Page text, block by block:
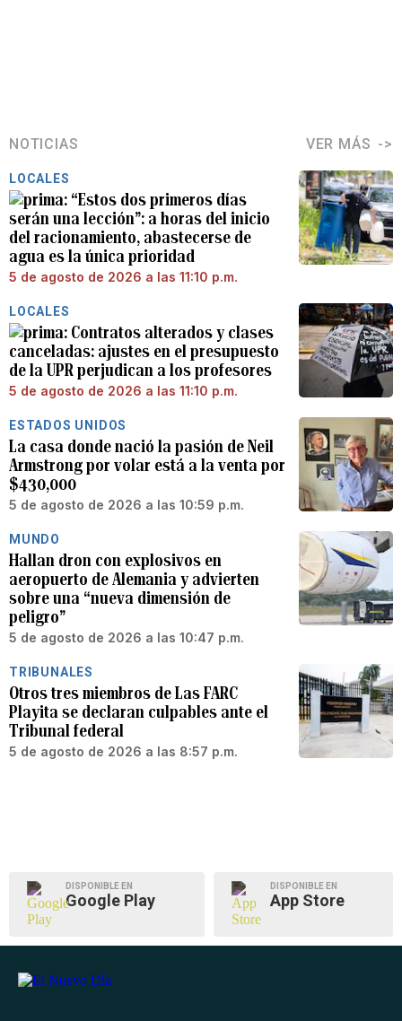
NOTICIAS VER MÁS
LOCALES
“Estos dos primeros días
serán una lección”: a horas del inicio
del racionamiento, abastecerse de
agua es la única prioridad
5 de agosto de 2026 a las 11:10 p.m.
LOCALES
Contratos alterados y clases
canceladas: ajustes en el presupuesto
de la UPR perjudican a los profesores
5 de agosto de 2026 a las 11:10 p.m.
ESTADOS UNIDOS
La casa donde nació la pasión de Neil
Armstrong por volar está a la venta por
$430,000
5 de agosto de 2026 a las 10:59 p.m.
MUNDO
Hallan dron con explosivos en
aeropuerto de Alemania y advierten
sobre una “nueva dimensión de
peligro”
5 de agosto de 2026 a las 10:47 p.m.
TRIBUNALES
Otros tres miembros de Las FARC
Playita se declaran culpables ante el
Tribunal federal
5 de agosto de 2026 a las 8:57 p.m.
DISPONIBLE EN
Google Play
DISPONIBLE EN
App Store